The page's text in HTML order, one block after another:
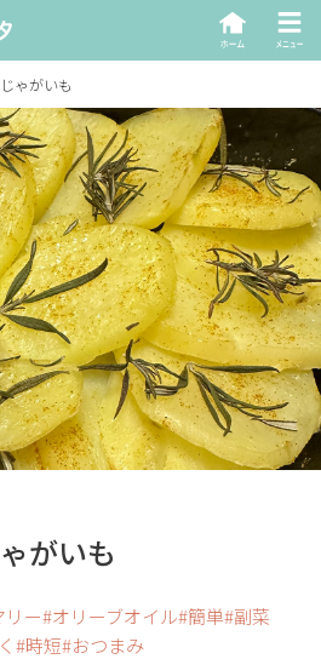
ゃがいも
がいも
リー オリーブオイル 簡単 副菜
時短 おつまみ